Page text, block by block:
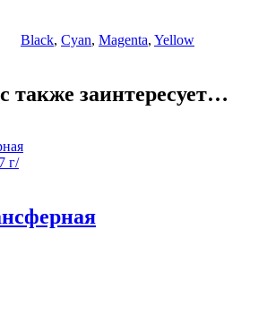
Black, Cyan, Magenta, Yellow
также заинтересует…